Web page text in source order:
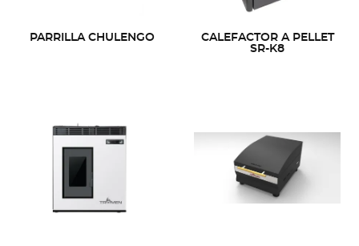
PARRILLA CHULENGO
CALEFACTOR A PELLET
SR-K8